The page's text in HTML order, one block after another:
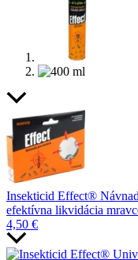
Insekticid Effect®
efektívna likvidácia
4,50 €